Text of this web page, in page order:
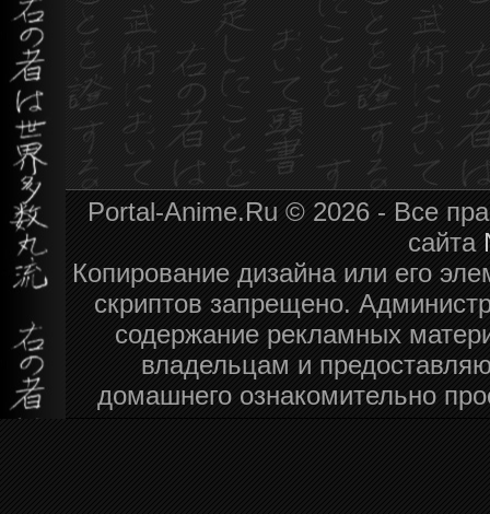
Portal-Anime.Ru © 2026 - Все
сайта
Копирование дизайна или его
скриптов запрещено.
содержание рекламных
владельцам и
домашнего ознакомительно